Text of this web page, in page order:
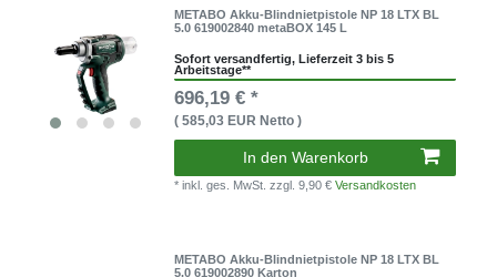
METABO Akku-Blindnietpistole NP 18 LTX BL
5.0 619002840 metaBOX 145 L
Sofort versandfertig, Lieferzeit 3 bis 5
Arbeitstage**
696,19 € *
( 585,03 EUR Netto )
In den Warenkorb
* inkl. ges. MwSt.zzgl. 9,90 €Versandkosten
METABO Akku-Blindnietpistole NP 18 LTX BL
5.0 619002890 Karton